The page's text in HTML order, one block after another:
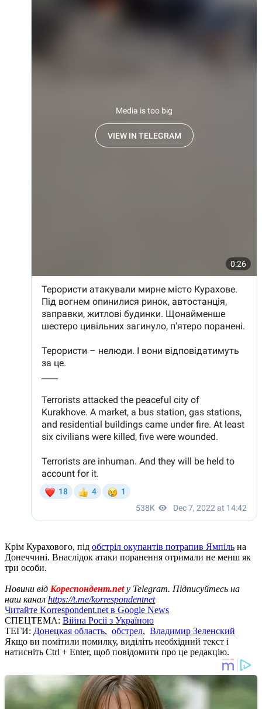
Крім Курахового, під обстріл окупантів потрапив Ямпіль на
Донеччині. Внаслідок атаки поранення отримали не менш як
три особи.
Новини від Кореспондент.netу Telegram. Підписуйтесь на
наш канал https://t.me/korrespondentnet
Читайте Korrespondent.net в Google News
СПЕЦТЕМА: Війна Росії з Україною
ТЕГИ: Донецкая область, обстрел, Владимир Зеленский
Якщо ви помітили помилку, виділіть необхідний текст і
натисніть Ctrl + Enter, щоб повідомити про це редакцію.